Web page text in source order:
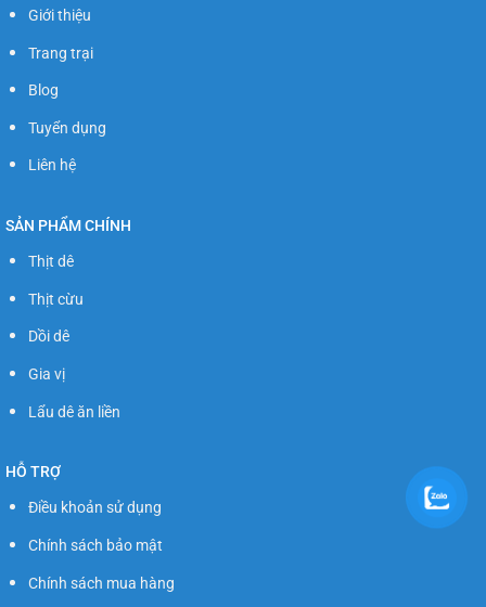
Giới thiệu
Trang trại
Blog
Tuyển dụng
Liên hệ
SẢN PHẨM CHÍNH
Thịt dê
Thịt cừu
Dồi dê
Gia vị
Lẩu dê ăn liền
HỖ TRỢ
Điều khoản sử dụng
Chính sách bảo mật
Chính sách mua hàng